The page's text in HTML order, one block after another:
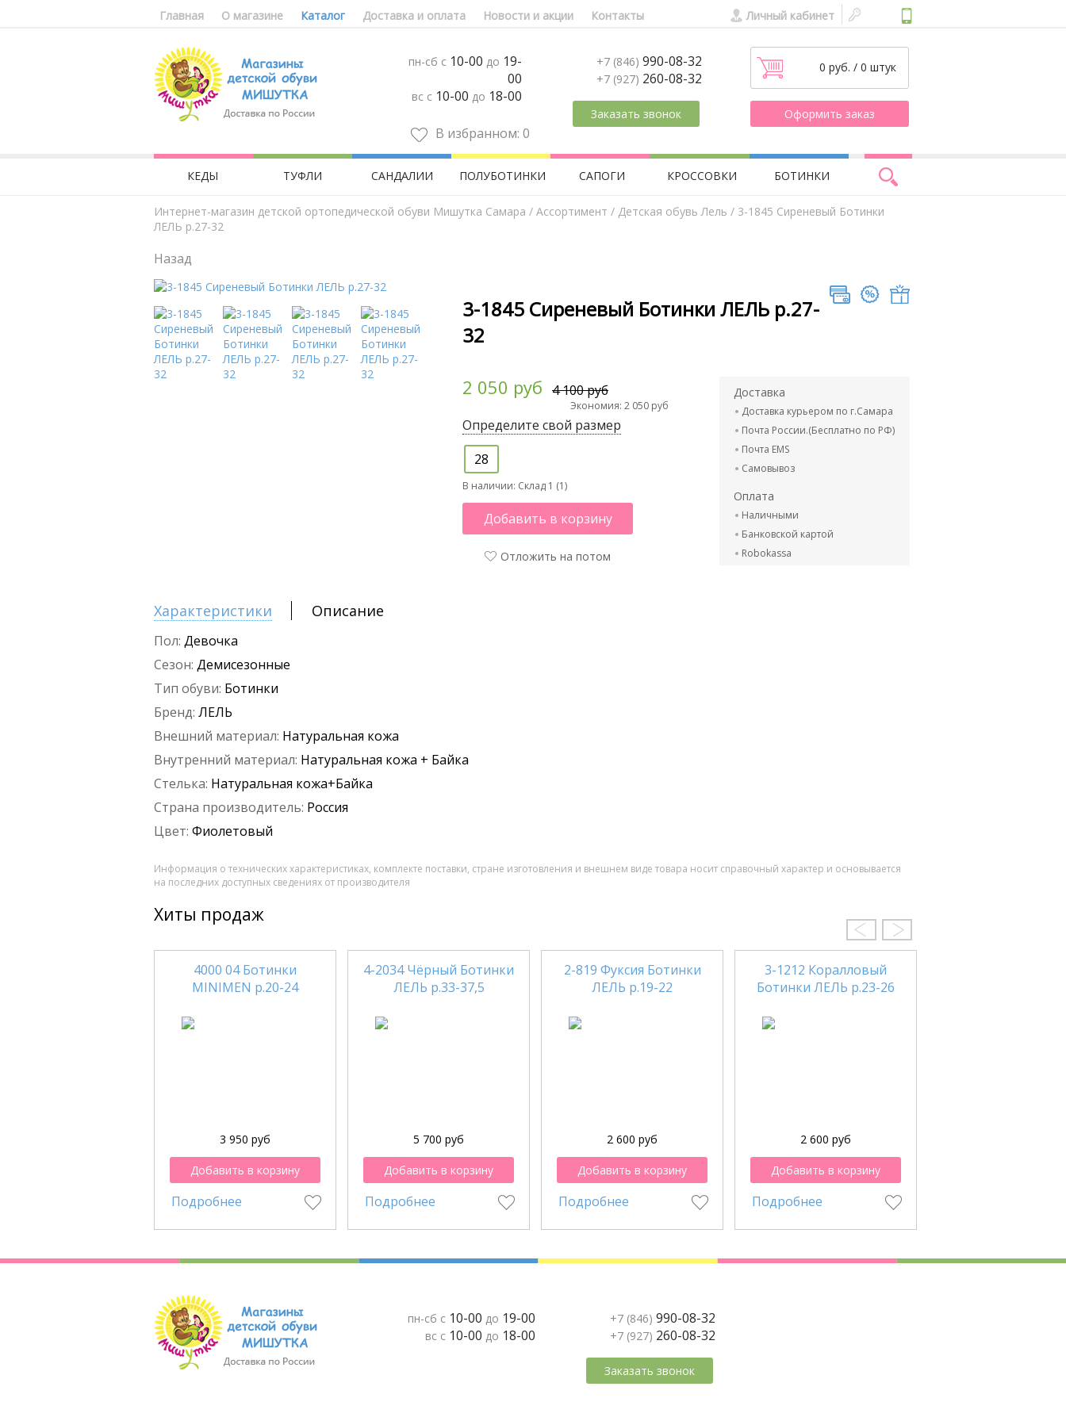
Главная О магазине Каталог Доставка и оплата Новости и акции Контакты Личный кабинет
пн-сб с 10-00 до 19-
00
вс с 10-00 до 18-00
В избранном: 0
+7 (846) 990-08-32
+7 (927) 260-08-32
Заказать звонок
0 руб. / 0 штук
Оформить заказ
КЕДЫ ТУФЛИ САНДАЛИИ ПОЛУБОТИНКИ САПОГИ КРОССОВКИ БОТИНКИ
Интернет-магазин детской ортопедической обуви Мишутка Самара / Aссортимент / Детская обувь Лель / 3-1845 Сиреневый Ботинки
ЛЕЛЬ р.27-32
Назад
3-1845 Сиреневый Ботинки ЛЕЛЬ р.27-
32
2 050 руб 4 100 руб
Экономия: 2 050 руб
Определите свой размер
28
В наличии: Склад 1 (1)
Добавить в корзину
Отложить на потом
Доставка
Доставка курьером по г.Самара
Почта России.(Бесплатно по РФ)
Почта EMS
Самовывоз
Оплата
Наличными
Банковской картой
Robokassa
Характеристики Описание
Пол: Девочка
Сезон: Демисезонные
Тип обуви: Ботинки
Бренд: ЛЕЛЬ
Внешний материал: Натуральная кожа
Внутренний материал: Натуральная кожа + Байка
Стелька: Натуральная кожа+Байка
Страна производитель: Россия
Цвет: Фиолетовый
Информация о технических характеристиках, комплекте поставки, стране изготовления и внешнем виде товара носит справочный характер и основывается
на последних доступных сведениях от производителя
Хиты продаж
4000 04 Ботинки
MINIMEN р.20-24
3 950 руб
Добавить в корзину
Подробнее
4-2034 Чёрный Ботинки
ЛЕЛЬ р.33-37,5
5 700 руб
Добавить в корзину
Подробнее
2-819 Фуксия Ботинки
ЛЕЛЬ р.19-22
2 600 руб
Добавить в корзину
Подробнее
3-1212 Коралловый
Ботинки ЛЕЛЬ р.23-26
2 600 руб
Добавить в корзину
Подробнее
пн-сб с 10-00 до 19-00
вс с 10-00 до 18-00
+7 (846) 990-08-32
+7 (927) 260-08-32
Заказать звонок